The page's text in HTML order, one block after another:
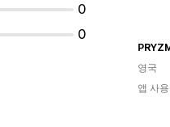
0
0
영국
앱 사